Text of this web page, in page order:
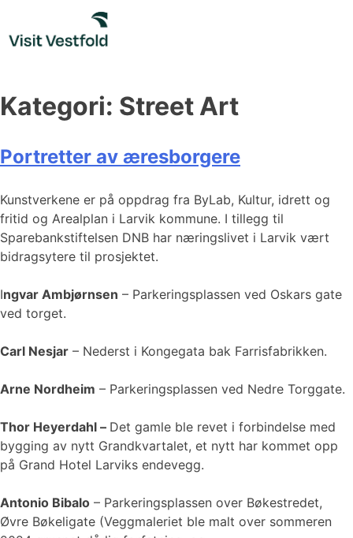
content
Kategori: Street Art
Portretter av æresborgere
Kunstverkene er på oppdrag fra ByLab, Kultur, idrett og
fritid og Arealplan i Larvik kommune. I tillegg til
Sparebankstiftelsen DNB har næringslivet i Larvik vært
bidragsytere til prosjektet.
Ingvar Ambjørnsen – Parkeringsplassen ved Oskars gate
ved torget.
Carl Nesjar – Nederst i Kongegata bak Farrisfabrikken.
Arne Nordheim – Parkeringsplassen ved Nedre Torggate.
Thor Heyerdahl – Det gamle ble revet i forbindelse med
bygging av nytt Grandkvartalet, et nytt har kommet opp
på Grand Hotel Larviks endevegg.
Antonio Bibalo – Parkeringsplassen over Bøkestredet,
Øvre Bøkeligate (Veggmaleriet ble malt over sommeren